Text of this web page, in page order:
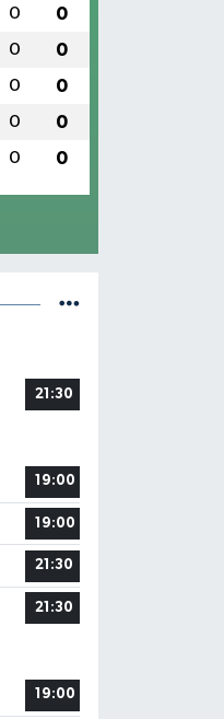
0 0
0 0
0 0
0 0
0 0
21:30
19:00
19:00
21:30
21:30
19:00